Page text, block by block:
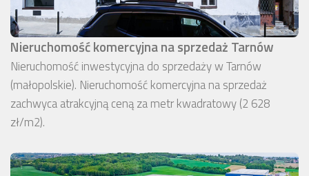
Nieruchomość komercyjna na sprzedaż Tarnów
Nieruchomość inwestycyjna do sprzedaży w Tarnów
(małopolskie). Nieruchomość komercyjna na sprzedaż
zachwyca atrakcyjną ceną za metr kwadratowy (2 628
zł/m2).